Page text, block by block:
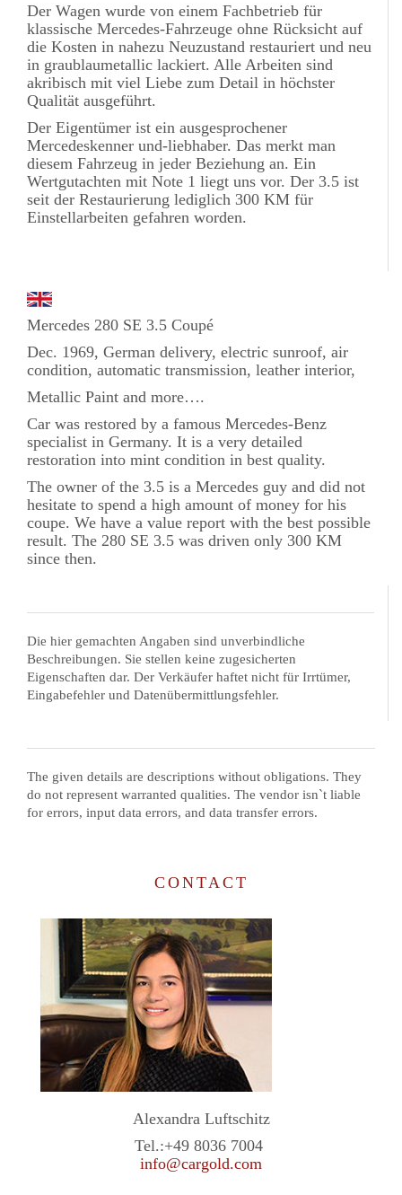
Der Wagen wurde von einem Fachbetrieb für
klassische Mercedes-Fahrzeuge ohne Rücksicht auf
die Kosten in nahezu Neuzustand restauriert und neu
in graublaumetallic lackiert. Alle Arbeiten sind
akribisch mit viel Liebe zum Detail in höchster
Qualität ausgeführt.
Der Eigentümer ist ein ausgesprochener
Mercedeskenner und-liebhaber. Das merkt man
diesem Fahrzeug in jeder Beziehung an. Ein
Wertgutachten mit Note 1 liegt uns vor. Der 3.5 ist
seit der Restaurierung lediglich 300 KM für
Einstellarbeiten gefahren worden.
Mercedes 280 SE 3.5 Coupé
Dec. 1969, German delivery, electric sunroof, air
condition, automatic transmission, leather interior,
Metallic Paint and more….
Car was restored by a famous Mercedes-Benz
specialist in Germany. It is a very detailed
restoration into mint condition in best quality.
The owner of the 3.5 is a Mercedes guy and did not
hesitate to spend a high amount of money for his
coupe. We have a value report with the best possible
result. The 280 SE 3.5 was driven only 300 KM
since then.
Die hier gemachten Angaben sind unverbindliche
Beschreibungen. Sie stellen keine zugesicherten
Eigenschaften dar. Der Verkäufer haftet nicht für Irrtümer,
Eingabefehler und Datenübermittlungsfehler.
The given details are descriptions without obligations. They
do not represent warranted qualities. The vendor isn`t liable
for errors, input data errors, and data transfer errors.
CONTACT
Alexandra Luftschitz
Tel.:+49 8036 7004
info@cargold.com